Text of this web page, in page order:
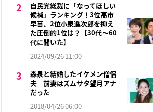
自民党総裁に「なってほしい
候補」ランキング！3位高市
早苗、2位小泉進次郎を抑え
た圧倒的1位は？【30代〜60
代に聞いた】
2024/09/26 11:00
森泉と結婚したイケメン僧侶
夫 前妻はズムサタ望月アナ
だった
2018/04/26 06:00